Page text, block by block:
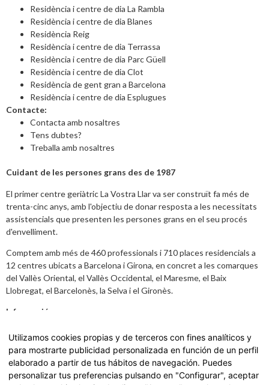
Residència i centre de dia La Rambla
Residència i centre de dia Blanes
Residència Reig
Residència i centre de dia Terrassa
Residència i centre de dia Parc Güell
Residència i centre de dia Clot
Residència de gent gran a Barcelona
Residència i centre de dia Esplugues
Contacte:
Contacta amb nosaltres
Tens dubtes?
Treballa amb nosaltres
Cuidant de les persones grans des de 1987
El primer centre geriàtric La Vostra Llar va ser construït fa més de
trenta-cinc anys, amb l'objectiu de donar resposta a les necessitats
assistencials que presenten les persones grans en el seu procés
d'envelliment.
Comptem amb més de 460 professionals i 710 places residencials a
12 centres ubicats a Barcelona i Girona, en concret a les comarques
del Vallès Oriental, el Vallès Occidental, el Maresme, el Baix
Llobregat, el Barcelonès, la Selva i el Gironès.
Informació
Avís legal Política de Privacitat i dades
Carta de Serveis
Accedeix a la nostra Carta de Serveis fentclick aquí.
Utilizamos cookies propias y de terceros con fines analíticos y
para mostrarte publicidad personalizada en función de un perfil
elaborado a partir de tus hábitos de navegación. Puedes
personalizar tus preferencias pulsando en "Configurar", aceptar